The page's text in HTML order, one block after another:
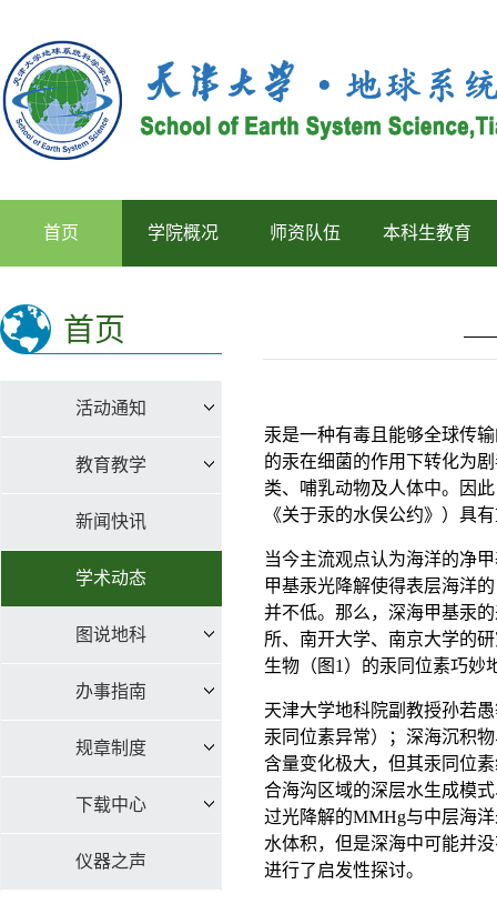
首页 学院概况 师资队伍 本科生教育
首页
活动通知
教育教学
新闻快讯
学术动态
图说地科
办事指南
规章制度
下载中心
仪器之声
汞是一种有毒且能够全球传
的汞在细菌的作用下转化为
类、哺乳动物及人体中。因
《关于汞的水俣公约》）具
当今主流观点认为海洋的净
甲基汞光降解使得表层海洋
并不低。那么，深海甲基汞
所、南开大学、南京大学的
生物（图1）的汞同位素巧妙
天津大学地科院副教授孙若
汞同位素异常）；深海沉积
含量变化极大，但其汞同位
合海沟区域的深层水生成模
过光降解的MMHg与中层海
水体积，但是深海中可能并
进行了启发性探讨。